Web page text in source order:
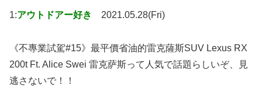
1:アウトドアー好き 2021.05.28(Fri)
《不專業試駕#15》最平價省油的雷克薩斯SUV Lexus RX
200t Ft. Alice Swei 雷克萨斯って人気で話題らしいぞ、見
逃さないで！！